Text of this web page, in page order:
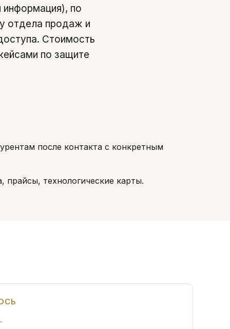
информация), по
отдела продаж и
Стоимость
по защите
после контакта с конкретным
прайсы, технологические карты.